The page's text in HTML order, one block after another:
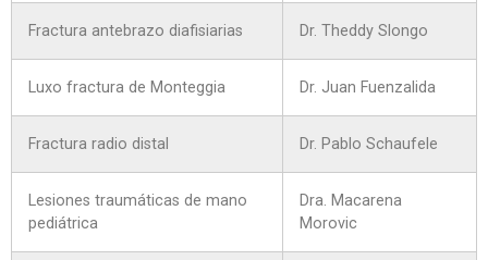
Fractura antebrazo diafisiarias Dr. Theddy Slongo
Luxo fractura de Monteggia Dr. Juan Fuenzalida
Fractura radio distal Dr. Pablo Schaufele
Lesiones traumáticas de mano
pediátrica
Dra. Macarena
Morovic